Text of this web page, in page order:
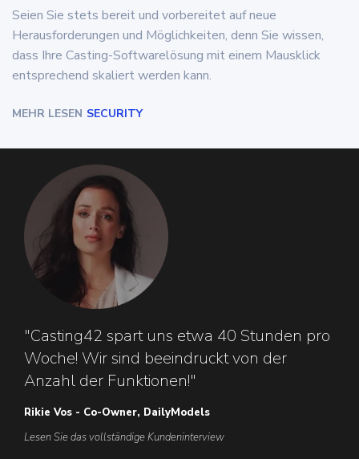
Seien Sie stets bereit und vorbereitet auf neue
Herausforderungen und Möglichkeiten, denn Sie wissen,
dass Ihre Casting-Softwarelösung mit einem Mausklick
entsprechend skaliert werden kann.
MEHR LESEN SECURITY
"Casting42 spart uns etwa 40 Stunden pro
Woche! Wir sind beeindruckt von der
Anzahl der Funktionen!"
Rikie Vos - Co-Owner, DailyModels
Lesen Sie das vollständige Kundeninterview